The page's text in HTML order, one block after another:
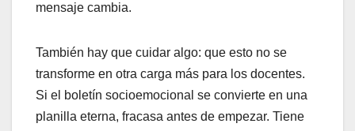
mensaje cambia.
También hay que cuidar algo: que esto no se
transforme en otra carga más para los docentes.
Si el boletín socioemocional se convierte en una
planilla eterna, fracasa antes de empezar. Tiene